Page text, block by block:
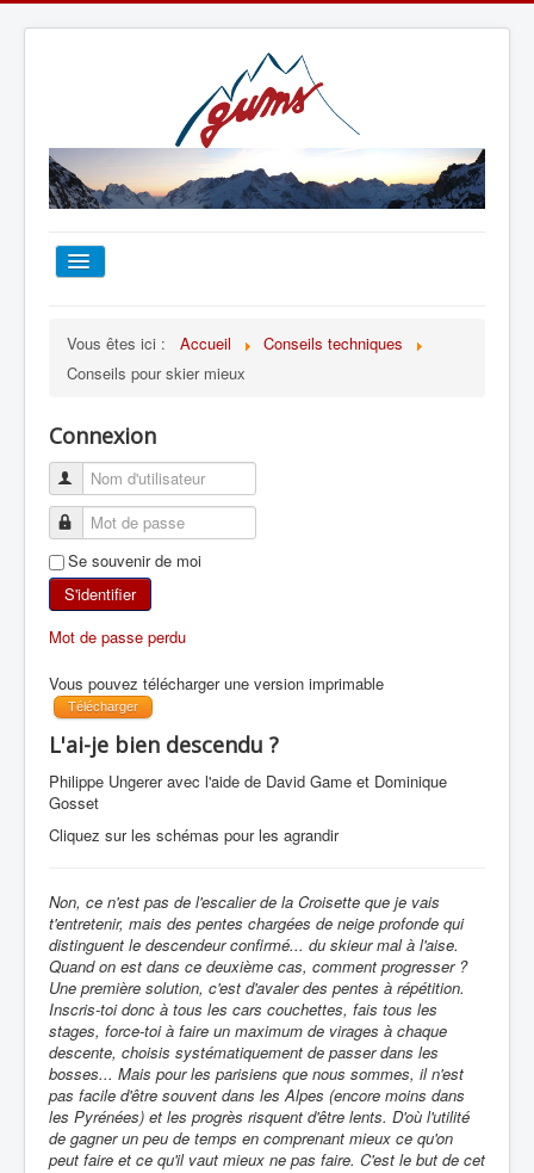
TOUT SUR LE GUMS
ESCALADE
ALPINISME
SKI DE RANDONNÉE
RANDONNÉE SPORTIVE
Vous êtes ici : Accueil
Conseils techniques
Conseils pour skier mieux
Connexion
Se souvenir de moi
S'identifier
Mot de passe perdu
Vous pouvez télécharger une version imprimable
Télécharger
L'ai-je bien descendu ?
Philippe Ungerer avec l'aide de David Game et Dominique
Gosset
Cliquez sur les schémas pour les agrandir
Non, ce n'est pas de l'escalier de la Croisette que je vais
t'entretenir, mais des pentes chargées de neige profonde qui
distinguent le descendeur confirmé... du skieur mal à l'aise.
Quand on est dans ce deuxième cas, comment progresser ?
Une première solution, c'est d'avaler des pentes à répétition.
Inscris-toi donc à tous les cars couchettes, fais tous les
stages, force-toi à faire un maximum de virages à chaque
descente, choisis systématiquement de passer dans les
bosses... Mais pour les parisiens que nous sommes, il n'est
pas facile d'être souvent dans les Alpes (encore moins dans
les Pyrénées) et les progrès risquent d'être lents. D'où l'utilité
de gagner un peu de temps en comprenant mieux ce qu'on
peut faire et ce qu'il vaut mieux ne pas faire. C'est le but de cet